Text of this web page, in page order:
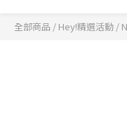
全部商品 / Hey!精選活動 /